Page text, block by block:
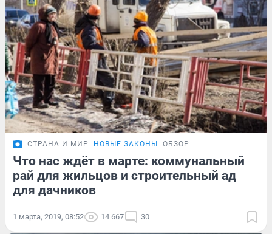
СТРАНА И МИР НОВЫЕ ЗАКОНЫ ОБЗОР
Что нас ждёт в марте: коммунальный
рай для жильцов и строительный ад
для дачников
1 марта, 2019, 08:52 14 667 30